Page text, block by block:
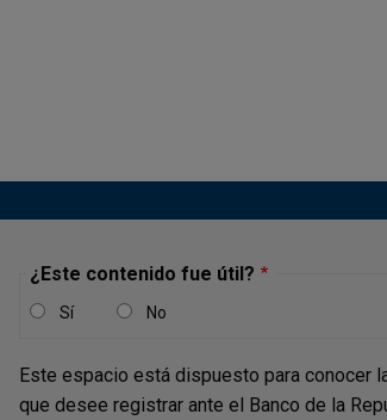
¿Este contenido fue útil?
Sí No
Este espacio está dispuesto para conocer
que desee registrar ante el Banco de la